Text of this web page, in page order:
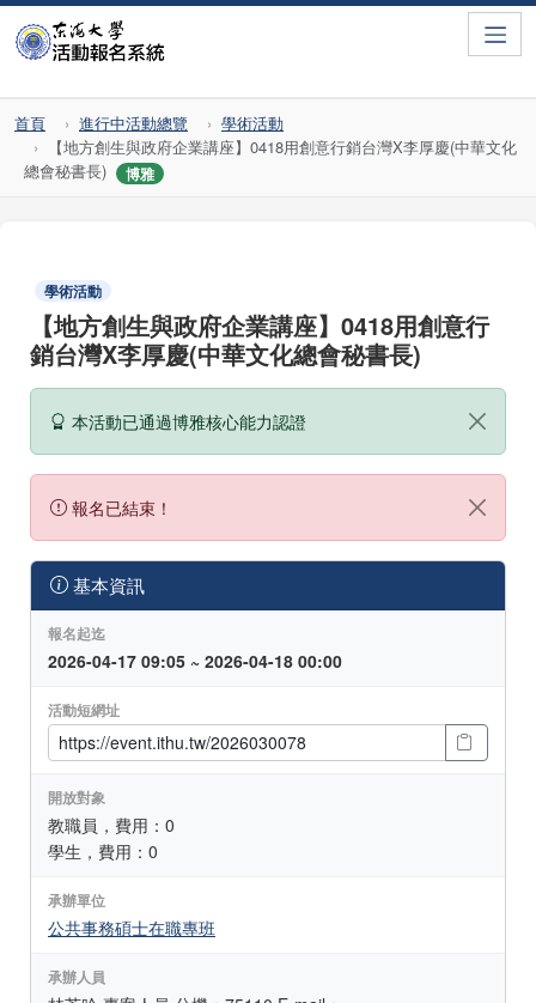
首頁 進行中活動總覽
學術活動
【地方創生與政府企業講座】0418用創意行銷台灣X李厚慶(中華文化
總會秘書長)
博雅
學術活動
【地方創生與政府企業講座】0418用創意行
銷台灣X李厚慶(中華文化總會秘書長)
本活動已通過博雅核心能力認證
報名已結束！
基本資訊
報名起迄
2026-04-17 09:05 ~ 2026-04-18 00:00
活動短網址
開放對象
教職員，費用：0
學生，費用：0
承辦單位
公共事務碩士在職專班
承辦人員